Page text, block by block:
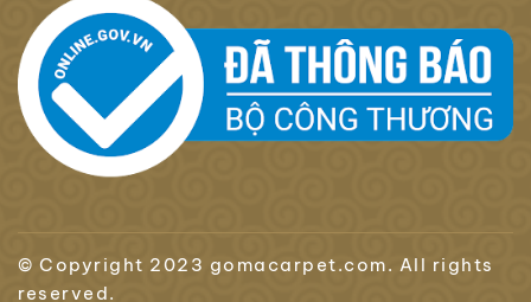
© Copyright 2023 gomacarpet.com. All rights
reserved.